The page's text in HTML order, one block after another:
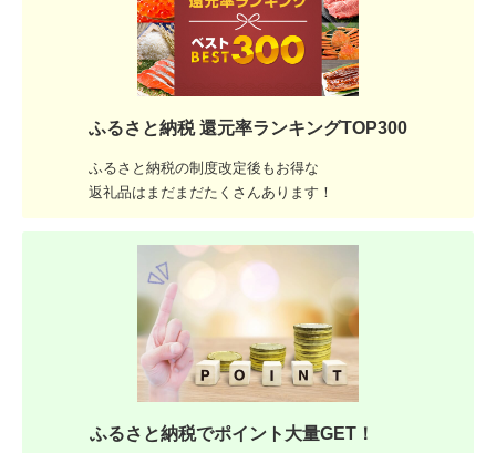
ふるさと納税 還元率ランキングTOP300
ふるさと納税の制度改定後もお得な
返礼品はまだまだたくさんあります！
ふるさと納税でポイント大量GET！